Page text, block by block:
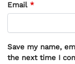
Email *
Save my name,
the next time I